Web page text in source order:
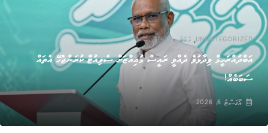
UNCATEGORIZED
,ޚަބަރު
އަބްދުއްރަހީމް ވިދާޅުވެ ދެއްވީ ރައީސް މުއިއްޒަށް ސެލިއުޓް ކުރަންޖެހޭ އެތައް
ސަބަބެއް!
އޯގަސްޓް 6, 2026